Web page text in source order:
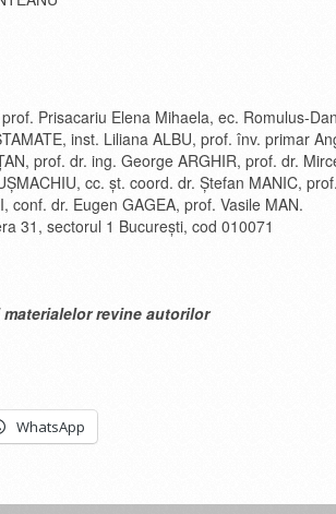
Prisacariu Elena Mihaela, ec. Romulus-
inst. Liliana ALBU, prof. înv. primar
prof. dr. ing. George ARGHIR, prof. dr.
cc. șt. coord. dr. Ștefan MANIC,
conf. dr. Eugen GAGEA, prof. Vasile MAN.
31, sectorul 1 Bucureşti, cod 010071
revine autorilor
WhatsApp